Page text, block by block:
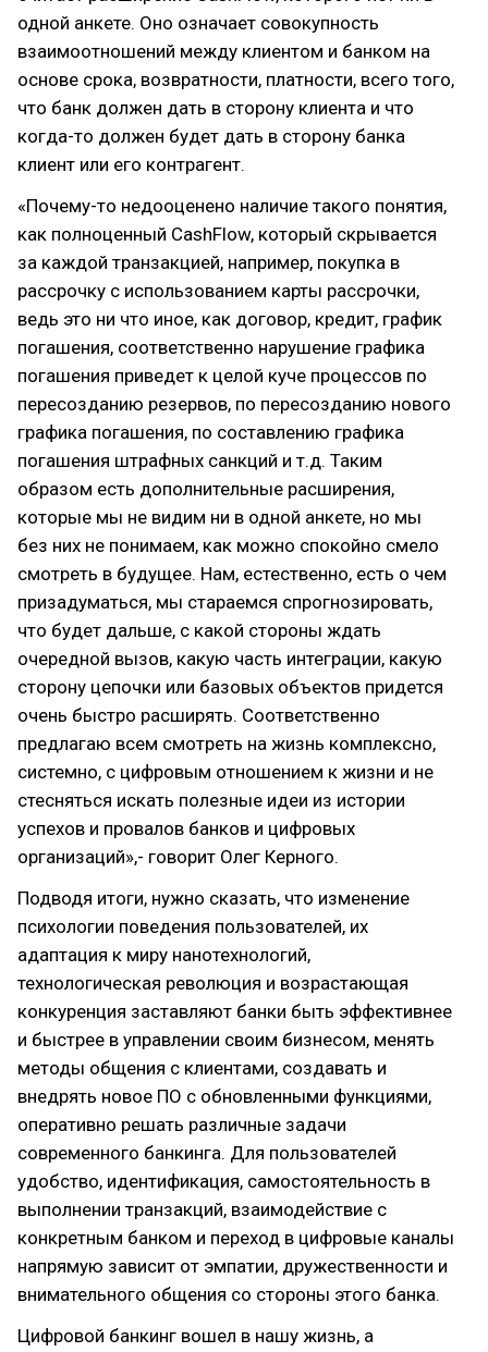
одной анкете. Оно означает совокупность
взаимоотношений между клиентом и банком на
основе срока, возвратности, платности, всего того,
что банк должен дать в сторону клиента и что
когда-то должен будет дать в сторону банка
клиент или его контрагент.
«Почему-то недооценено наличие такого понятия,
как полноценный CashFlow, который скрывается
за каждой транзакцией, например, покупка в
рассрочку с использованием карты рассрочки,
ведь это ни что иное, как договор, кредит, график
погашения, соответственно нарушение графика
погашения приведет к целой куче процессов по
пересозданию резервов, по пересозданию нового
графика погашения, по составлению графика
погашения штрафных санкций и т.д. Таким
образом есть дополнительные расширения,
которые мы не видим ни в одной анкете, но мы
без них не понимаем, как можно спокойно смело
смотреть в будущее. Нам, естественно, есть о чем
призадуматься, мы стараемся спрогнозировать,
что будет дальше, с какой стороны ждать
очередной вызов, какую часть интеграции, какую
сторону цепочки или базовых объектов придется
очень быстро расширять. Соответственно
предлагаю всем смотреть на жизнь комплексно,
системно, с цифровым отношением к жизни и не
стесняться искать полезные идеи из истории
успехов и провалов банков и цифровых
организаций»,- говорит Олег Керного.
Подводя итоги, нужно сказать, что изменение
психологии поведения пользователей, их
адаптация к миру нанотехнологий,
технологическая революция и возрастающая
конкуренция заставляют банки быть эффективнее
и быстрее в управлении своим бизнесом, менять
методы общения с клиентами, создавать и
внедрять новое ПО с обновленными функциями,
оперативно решать различные задачи
современного банкинга. Для пользователей
удобство, идентификация, самостоятельность в
выполнении транзакций, взаимодействие с
конкретным банком и переход в цифровые каналы
напрямую зависит от эмпатии, дружественности и
внимательного общения со стороны этого банка.
Цифровой банкинг вошел в нашу жизнь, а